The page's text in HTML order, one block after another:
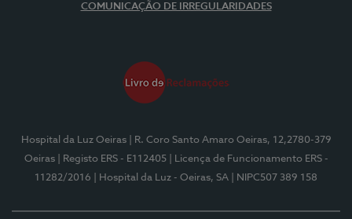
COMUNICAÇÃO DE IRREGULARIDADES
Hospital da Luz Oeiras
| R. Coro Santo Amaro Oeiras, 12,2780-379
Oeiras
| Registo ERS - E112405
| Licença de Funcionamento ERS -
11282/2016
| Hospital da Luz - Oeiras, SA | NIPC507 389 158